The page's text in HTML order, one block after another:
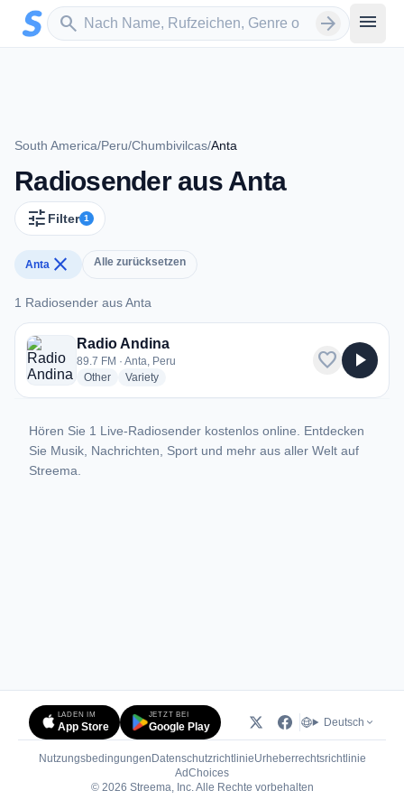
Zum Hauptinhalt springen
search
Sender suchen arrow_forward menu
South America/Peru/Chumbivilcas/Anta
Radiosender aus Anta
tune Filter 1
Anta close Alle zurücksetzen
1 Radiosender aus Anta
1 Radiosender aus Anta
Radio Andina
89.7 FM · Anta, Peru
Otherradio stations
Varietyradio stations
favorite play_arrow
Hören Sie 1 Live-Radiosender kostenlos online. Entdecken
Sie Musik, Nachrichten, Sport und mehr aus aller Welt auf
Streema.
LADEN IM
App Store
JETZT BEI
Google Play Deutsch
Nutzungsbedingungen DatenschutzrichtlinieUrheberrechtsrichtlinie
AdChoices(öffnet in neuem Tab)
© 2026 Streema, Inc. Alle Rechte vorbehalten